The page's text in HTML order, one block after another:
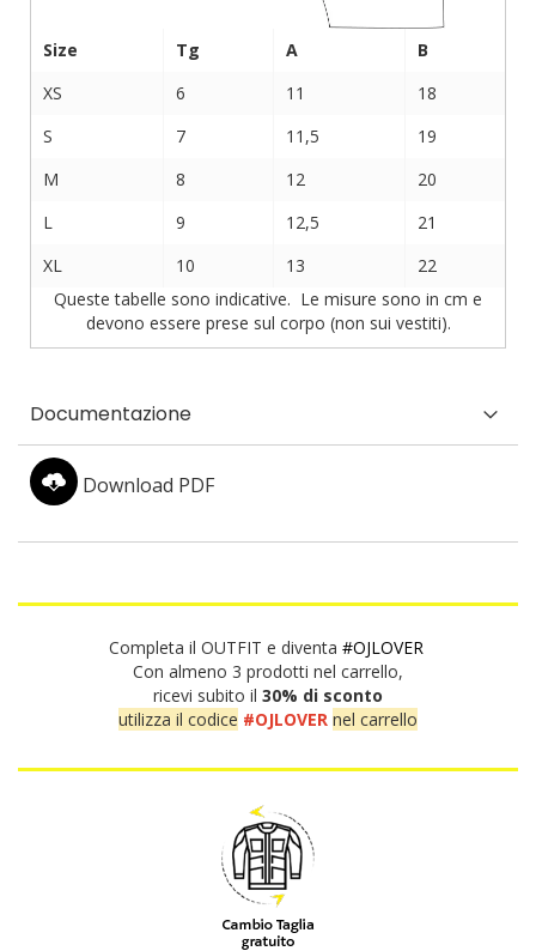
Completa il OUTFIT e diventa #OJLOVER
Con almeno 3 prodotti nel carrello,
ricevi subito il 30% di sconto
utilizza il codice #OJLOVER nel carrello
Size Tg A
B
XS
6 11
18
S
7 11,5
19
M
8 12
20
L
9 12,5
21
XL
10 13
22
Queste tabelle sono indicative. Le misure sono in cm e
devono essere prese sul corpo (non sui vestiti).
Documentazione
Download PDF